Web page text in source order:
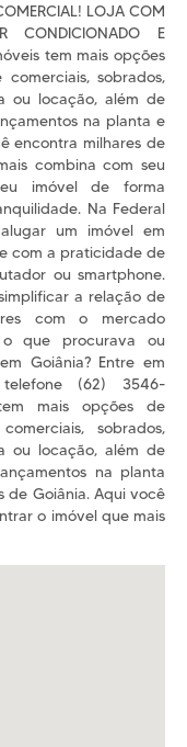
LOJA COM
CONDICIONADO E
tem mais opções
sobrados,
ou locação, além de
na planta e
encontra milhares de
combina com seu
imóvel de forma
Na Federal
um imóvel em
com a praticidade de
ou smartphone.
a relação de
com o mercado
o que procurava ou
Goiânia? Entre em
(62) 3546-
mais opções de
sobrados,
ou locação, além de
na planta
de Goiânia. Aqui você
o imóvel que mais